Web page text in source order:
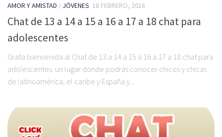
AMOR Y AMISTAD / JÓVENES 18 FEBRERO, 2018
Chat de 13 a 14 a 15 a 16 a 17 a 18 chat para
adolescentes
Grata bienvenida al Chat de 13 a 14 a 15 a 16 a 17 a 18 chat para
adolescentes un lugar donde podrás conocer chicos y chicas
de latinoamérica, el caribe y España y...